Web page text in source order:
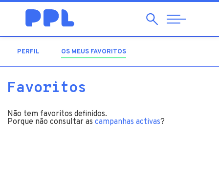
Pesquisar
Abrir
Navegação
PERFIL OS MEUS FAVORITOS
Favoritos
Não tem favoritos definidos.
Porque não consultar as campanhas activas?